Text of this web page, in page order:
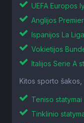
UEFA Europos
Anglijos
Ispanijos La
Vokietijos
Italijos Serie A
Kitos sporto šakos,
Teniso
Tinklinio